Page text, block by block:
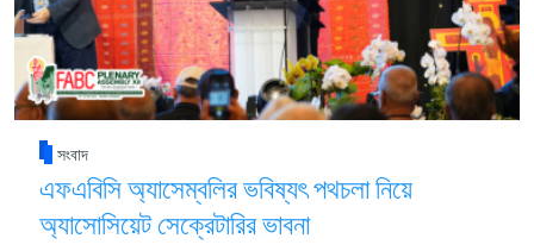
সংবাদ
এফএবিসি অ্যাসেম্বলির ভবিষ্যৎ পথচলা নিয়ে
অ্যাসোসিয়েট সেক্রেটারির ভাবনা